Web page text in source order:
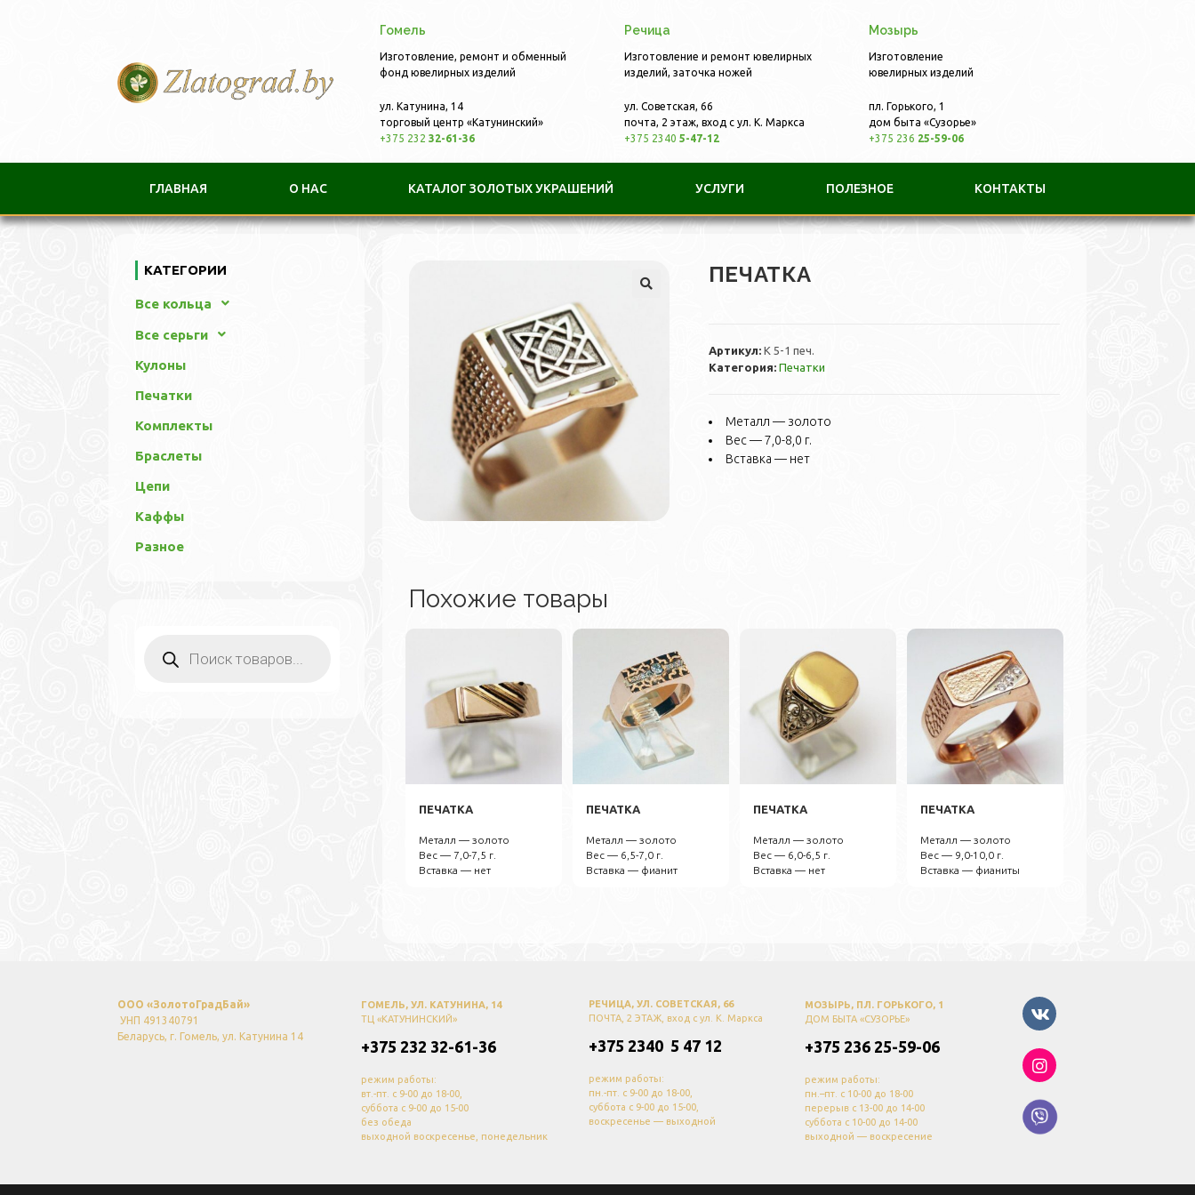
Гомель
Изготовление, ремонт и обменный
фонд ювелирных изделий
ул. Катунина, 14
торговый центр «Катунинский»
+375 232 32-61-36
Речица
Изготовление и ремонт ювелирных
изделий, заточка ножей
ул. Советская, 66
почта, 2 этаж, вход с ул. К. Маркса
+375 2340 5-47-12
Мозырь
Изготовление
ювелирных изделий
пл. Горького, 1
дом быта «Сузорье»
+375 236 25-59-06
ГЛАВНАЯ О НАС КАТАЛОГ ЗОЛОТЫХ УКРАШЕНИЙ УСЛУГИ ПОЛЕЗНОЕ КОНТАКТЫ
ПЕЧАТКА
Артикул: К 5-1 печ.
Категория: Печатки
Металл — золото
Вес — 7,0-8,0 г.
Вставка — нет
Похожие товары
ПЕЧАТКА
Металл — золото
Вес — 7,0-7,5 г.
Вставка — нет
ПЕЧАТКА
Металл — золото
Вес — 6,5-7,0 г.
Вставка — фианит
ПЕЧАТКА
Металл — золото
Вес — 6,0-6,5 г.
Вставка — нет
ПЕЧАТКА
Металл — золото
Вес — 9,0-10,0 г.
Вставка — фианиты
КАТЕГОРИИ
Все кольца
Все серьги
Кулоны
Печатки
Комплекты
Браслеты
Цепи
Каффы
Разное
ООО «ЗолотоГрадБай»
УНП 491340791
Беларусь, г. Гомель, ул. Катунина 14
ГОМЕЛЬ, УЛ. КАТУНИНА, 14
ТЦ «КАТУНИНСКИЙ»
+375 232 32-61-36
режим работы:
вт.-пт. с 9-00 до 18-00,
суббота с 9-00 до 15-00
без обеда
выходной воскресенье, понедельник
РЕЧИЦА, УЛ. СОВЕТСКАЯ, 66
ПОЧТА, 2 ЭТАЖ, вход с ул. К. Маркса
+375 2340 5 47 12
режим работы:
пн.-пт. с 9-00 до 18-00,
суббота с 9-00 до 15-00,
воскресенье — выходной
МОЗЫРЬ, ПЛ. ГОРЬКОГО, 1
ДОМ БЫТА «СУЗОРЬЕ»
+375 236 25-59-06
режим работы:
пн.–пт. с 10-00 до 18-00
перерыв с 13-00 до 14-00
суббота с 10-00 до 14-00
выходной — воскресение